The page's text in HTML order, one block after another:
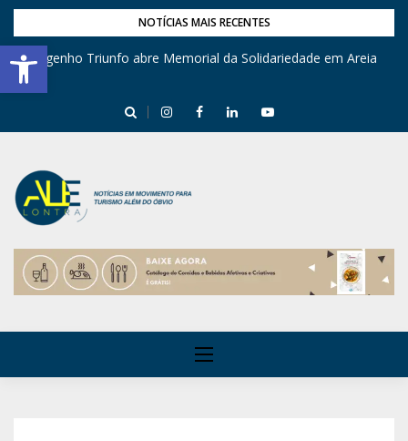
Barra de Ferramentas Aberta
NOTÍCIAS MAIS RECENTES
Engenho Triunfo abre Memorial da Solidariedade em Areia